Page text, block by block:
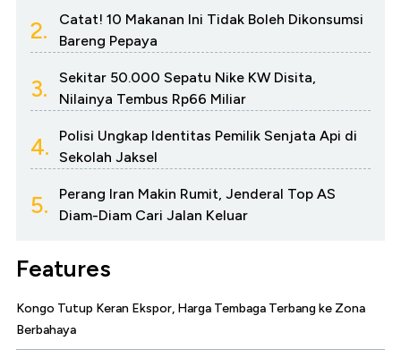
2.
Catat! 10 Makanan Ini Tidak Boleh Dikonsumsi
Bareng Pepaya
3.
Sekitar 50.000 Sepatu Nike KW Disita,
Nilainya Tembus Rp66 Miliar
4.
Polisi Ungkap Identitas Pemilik Senjata Api di
Sekolah Jaksel
5.
Perang Iran Makin Rumit, Jenderal Top AS
Diam-Diam Cari Jalan Keluar
Features
Kongo Tutup Keran Ekspor, Harga Tembaga Terbang ke Zona
Berbahaya